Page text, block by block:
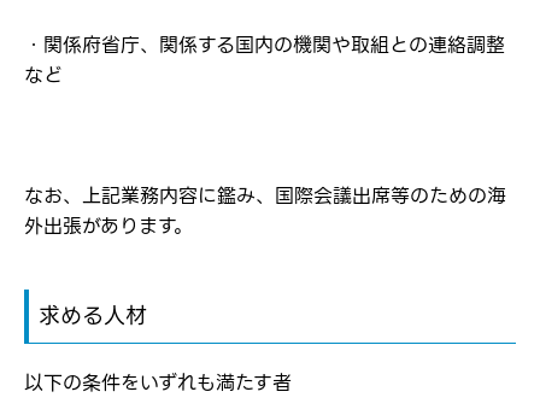
応募した方へ
応募し、転職を決めた方
ログイン
メールアドレス
※パスワードを忘れた方は コチラ
・関係府省庁、関係する国内の機関や取組との連絡調整
など
なお、上記業務内容に鑑み、国際会議出席等のための海
外出張があります。
求める人材
以下の条件をいずれも満たす者